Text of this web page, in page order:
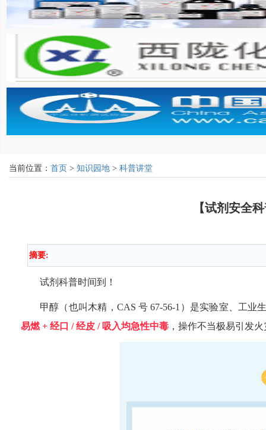
当前位置： 首页 > 知识园地 > 科普讲堂
【试剂安全
摘要:
试剂科普时间到！
甲醇（也叫木精，CAS 号 67-56-1）是实验室、工
易燃 + 经口 / 经皮 / 吸入均急性中毒 ，操作不当极易引发